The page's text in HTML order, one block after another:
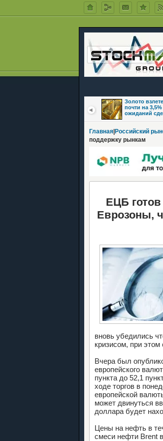
Золото
почти на
ожиданий
Главная Российский
поддержку рынкам
ЕЦБ готов
Еврозоны,
вновь убедились
кризисом, при этом
Вчера был
европейского
пункта до 52,1
ходе торгов в
европейской
может двинуться
доллара будет
Цены на нефть в
смеси нефти Brent